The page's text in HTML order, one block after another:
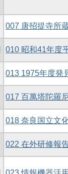
007 唐招提寺所
010 昭和41年度
013 1975年度発
017 百萬塔陀羅
018 奈良国立文
022 在外研修報